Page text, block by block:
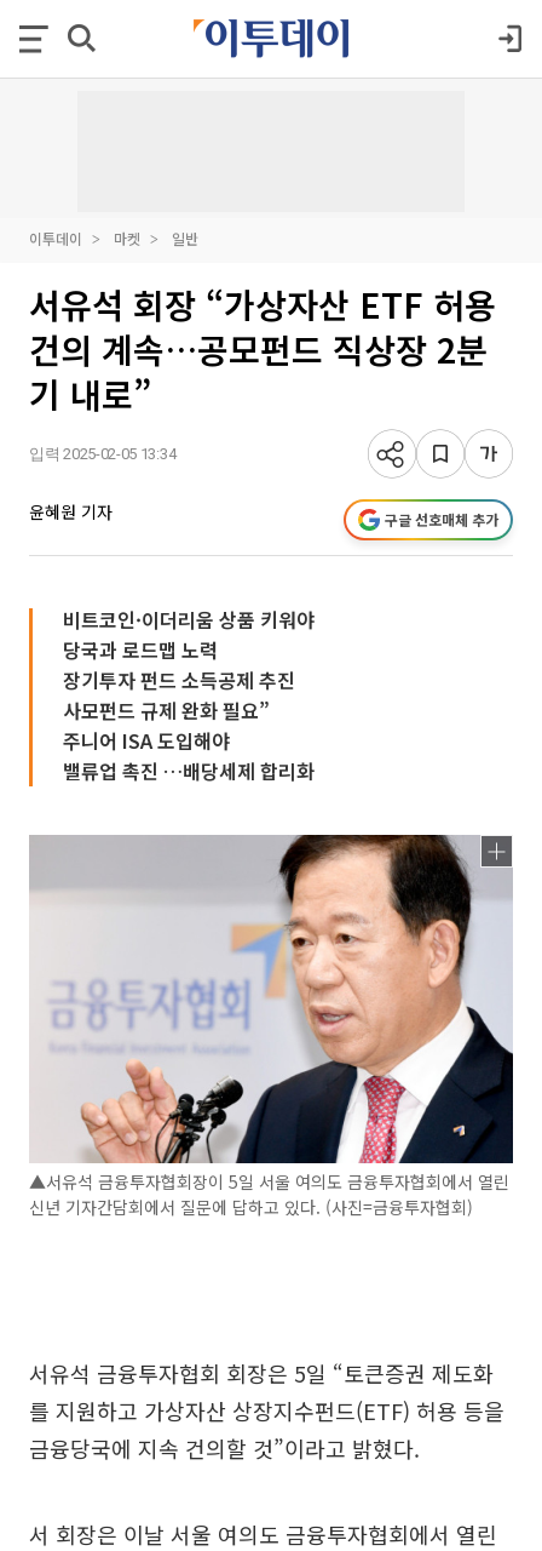
이투데이 마켓 일반
서유석 회장 “가상자산 ETF 허용
건의 계속…공모펀드 직상장 2분
기 내로”
입력 2025-02-05 13:34
윤혜원 기자 구글 선호매체 추가
비트코인·이더리움 상품 키워야
당국과 로드맵 노력
장기투자 펀드 소득공제 추진
사모펀드 규제 완화 필요”
주니어 ISA 도입해야
밸류업 촉진 …배당세제 합리화
▲서유석 금융투자협회장이 5일 서울 여의도 금융투자협회에서 열린
신년 기자간담회에서 질문에 답하고 있다. (사진=금융투자협회)
서유석 금융투자협회 회장은 5일 “토큰증권 제도화
를 지원하고 가상자산 상장지수펀드(ETF) 허용 등을
금융당국에 지속 건의할 것”이라고 밝혔다.
서 회장은 이날 서울 여의도 금융투자협회에서 열린